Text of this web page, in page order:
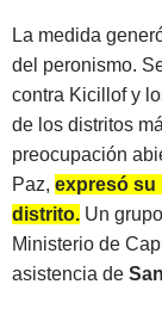
La medida
del peronismo.
contra Kicillof y
de los distritos
preocupación
Paz, expresó su
distrito. Un
Ministerio de
asistencia de